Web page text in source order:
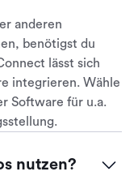
anderen
benötigst du
lässt sich
integrieren. Wähle
Software für u.a.
nutzen?